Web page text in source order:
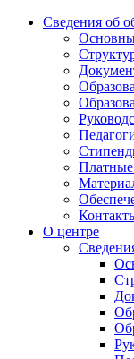
Сведения об
Платные
О центре